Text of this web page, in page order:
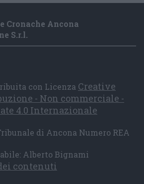
Cronache Ancona
S.r.l.
con Licenza Creative
- Non commerciale -
4.0 Internazionale
di Ancona Numero REA
Alberto Bignami
contenuti